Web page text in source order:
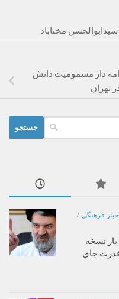
مختاباد
ادامه دار مسمومیت دانش
تهران
فرهنگی /
نسخه
قدرت جای